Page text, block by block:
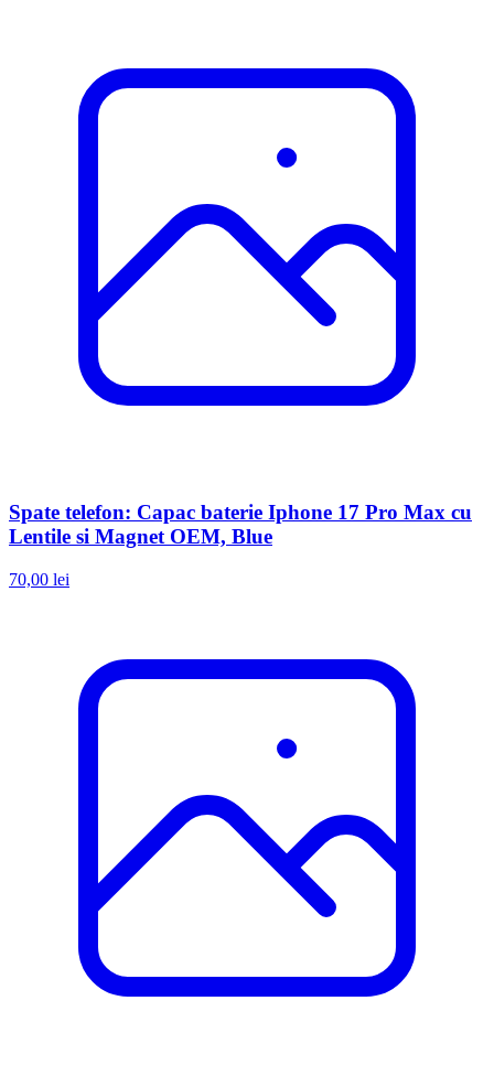
Spate telefon: Capac baterie Iphone 17 Pro Max cu
Lentile si Magnet OEM, Blue
70,00 lei